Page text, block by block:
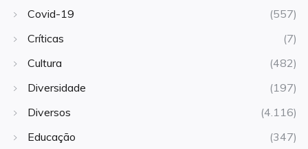
Covid-19
(557)
Críticas
(7)
Cultura
(482)
Diversidade
(197)
Diversos
(4.116)
Educação
(347)